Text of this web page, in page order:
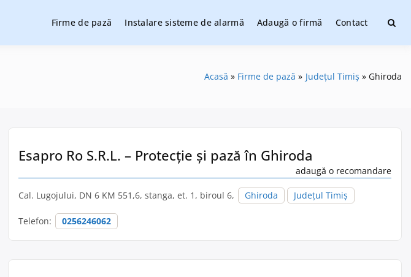
și evaluatori de securitate
Firme de pază Instalare sisteme de alarmă Adaugă o firmă Contact
Acasă Firme de pază Județul Timiș Ghiroda
Esapro Ro S.R.L. – Protecție și pază în Ghiroda
adaugă o recomandare
Cal. Lugojului, DN 6 KM 551,6, stanga, et. 1, biroul 6, Ghiroda Județul Timiș
Telefon: 0256246062